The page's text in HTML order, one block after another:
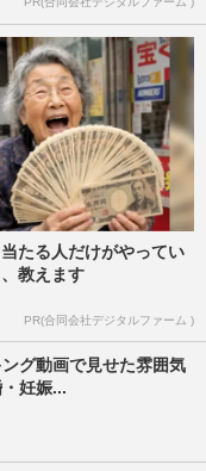
たる人だけがやってい
教えます
PR(合同会社デジタルファーム )
グ動画で見せた雰囲気
妊娠...